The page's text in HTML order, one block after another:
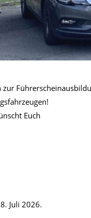
Euch
Juli 2026.